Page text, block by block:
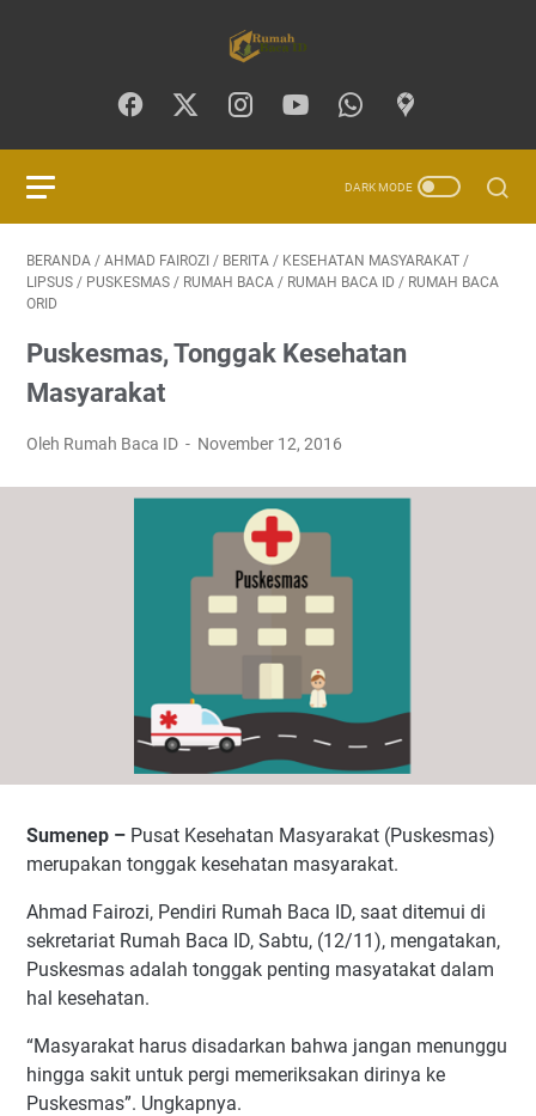
BERANDA / AHMAD FAIROZI / BERITA / KESEHATAN MASYARAKAT /
LIPSUS / PUSKESMAS / RUMAH BACA / RUMAH BACA ID / RUMAH BACA
ORID
Puskesmas, Tonggak Kesehatan
Masyarakat
Oleh Rumah Baca ID November 12, 2016
Sumenep – Pusat Kesehatan Masyarakat (Puskesmas)
merupakan tonggak kesehatan masyarakat.
Ahmad Fairozi, Pendiri Rumah Baca ID, saat ditemui di
sekretariat Rumah Baca ID, Sabtu, (12/11), mengatakan,
Puskesmas adalah tonggak penting masyatakat dalam
hal kesehatan.
“Masyarakat harus disadarkan bahwa jangan menunggu
hingga sakit untuk pergi memeriksakan dirinya ke
Puskesmas”. Ungkapnya.